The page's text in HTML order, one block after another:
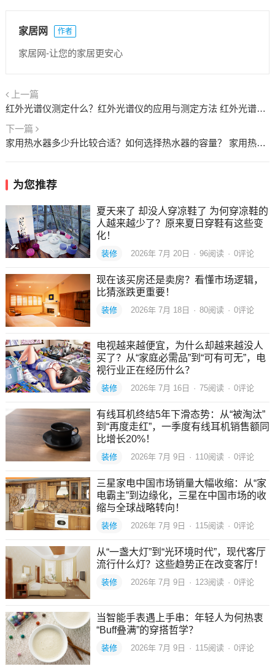
家居网 作者
家居网-让您的家居更安心
上一篇
红外光谱仪测定什么？红外光谱仪的应用与测定方法 红外光谱仪测定什么化学
下一篇
家用热水器多少升比较合适？如何选择热水器的容量？ 家用热水器几升最合适
为您推荐
夏天来了 却没人穿凉鞋了 为何穿凉鞋的
人越来越少了？原来夏日穿鞋有这些变
化！
装修 2026年 7月 20日 · 96阅读 · 0评论
现在该买房还是卖房？看懂市场逻辑，
比猜涨跌更重要！
装修 2026年 7月 18日 · 80阅读 · 0评论
电视越来越便宜，为什么却越来越没人
买了？从“家庭必需品”到“可有可无”，电
视行业正在经历什么？
装修 2026年 7月 16日 · 75阅读 · 0评论
有线耳机终结5年下滑态势：从“被淘汰”
到“再度走红”，一季度有线耳机销售额同
比增长20%！
装修 2026年 7月 9日 · 110阅读 · 0评论
三星家电中国市场销量大幅收缩：从“家
电霸主”到边缘化，三星在中国市场的收
缩与全球战略转向！
装修 2026年 7月 9日 · 115阅读 · 0评论
从“一盏大灯”到“光环境时代”，现代客厅
流行什么灯？这些趋势正在改变客厅！
装修 2026年 7月 9日 · 123阅读 · 0评论
当智能手表遇上手串：年轻人为何热衷
“Buff叠满”的穿搭哲学？
装修 2026年 7月 9日 · 115阅读 · 0评论